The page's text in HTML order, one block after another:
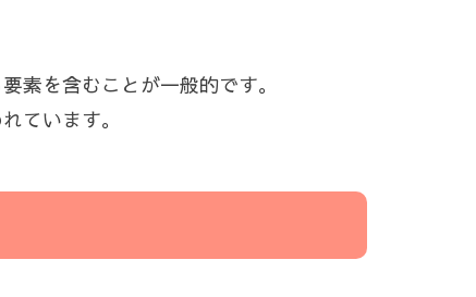
素を含むことが一般的です。
ています。